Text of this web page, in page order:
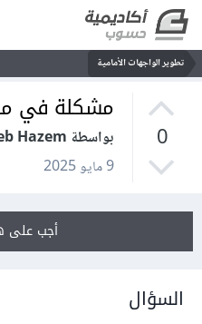
تطوير الواجهات الأمامية
0
مشكلة في
بواسطة Ghaleb Hazem
9 مايو 2025
أجب على
السؤال